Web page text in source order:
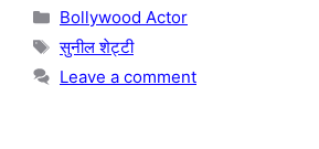
Categories
Bollywood Actor
Tags
सुनील शेट्टी
Leave a comment